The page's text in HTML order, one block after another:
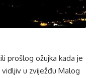
prošlog ožujka kada je
u zviježđu Malog